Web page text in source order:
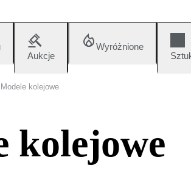
Aukcje
Wyróżnione
Modele kolejowe
kolejowe